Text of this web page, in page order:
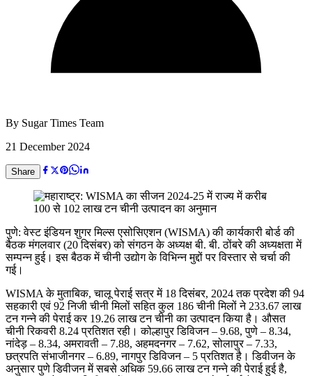
By Sugar Times Team
21 December 2024
Share
पुणे: वेस्ट इंडियन शुगर मिल्स एसोसिएशन (WISMA) की कार्यकारी बोर्ड की
बैठक मंगलवार (20 दिसंबर) को संगठन के अध्यक्ष बी. बी. ठोंबरे की अध्यक्षता में
सम्पन्न हुई। इस बैठक में चीनी उद्योग के विभिन्न मुद्दों पर विस्तार से चर्चा की
गई।
WISMA के मुताबिक, चालू पेराई सत्र में 18 दिसंबर, 2024 तक प्रदेश की 94
सहकारी एवं 92 निजी चीनी मिलों सहित कुल 186 चीनी मिलों ने 233.67 लाख
टन गन्ने की पेराई कर 19.26 लाख टन चीनी का उत्पादन किया है। औसत
चीनी रिकवरी 8.24 प्रतिशत रही। कोल्हापुर डिविजन – 9.68, पुणे – 8.34,
नांदेड़ – 8.34, अमरावती – 7.88, अहमदनगर – 7.62, सोलापुर – 7.33,
छत्रपति संभाजीनगर – 6.89, नागपुर डिविजन – 5 प्रतिशत है। डिवीजन के
अनुसार पुणे डिवीजन में सबसे अधिक 59.66 लाख टन गन्ने की पेराई हुई है,